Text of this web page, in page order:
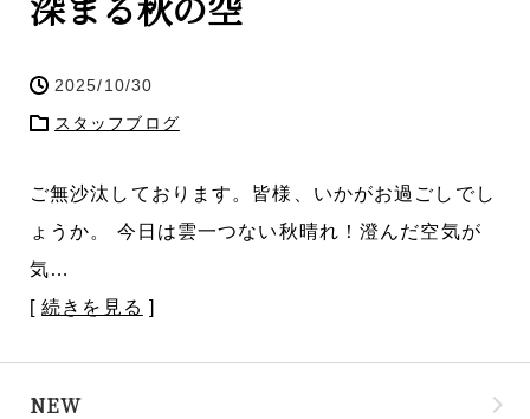
2025/10/30
スタッフブログ
ご無沙汰しております。皆様、いかがお過ごしでし
ょうか。 今日は雲一つない秋晴れ！澄んだ空気が
気…
[続きを見る ]
NEW